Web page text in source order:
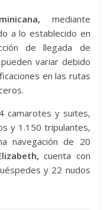
mediante
a lo establecido en
de llegada de
variar debido
en las rutas
camarotes y suites,
y 1.150 tripulantes,
navegación de 20
cuenta con
y 22 nudos